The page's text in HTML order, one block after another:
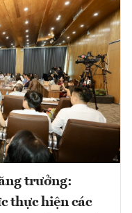
trưởng:
thực hiện các